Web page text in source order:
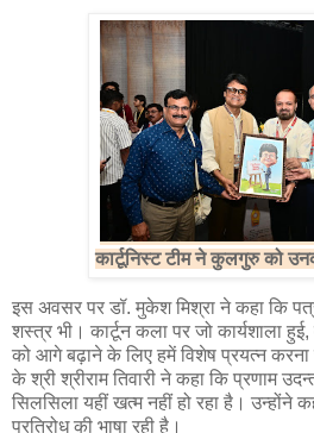
कार्टूनिस्ट टीम ने कुलगुरु को
इस अवसर पर डॉ. मुकेश मिश्रा ने कहा कि
शस्त्र भी। कार्टून कला पर जो कार्यशाला
को आगे बढ़ाने के लिए हमें विशेष प्रयत्न करना
के श्री श्रीराम तिवारी ने कहा कि प्रणाम
सिलसिला यहीं खत्म नहीं हो रहा है। उन्होंने
प्रतिरोध की भाषा रही है।